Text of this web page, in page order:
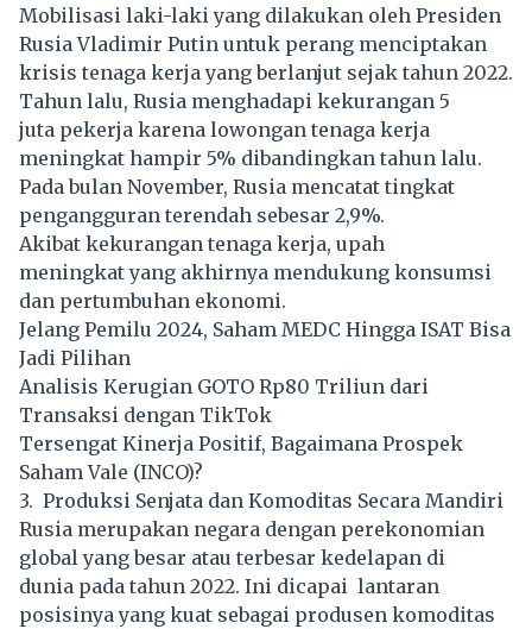
Mobilisasi laki-laki yang dilakukan oleh Presiden
Rusia Vladimir Putin untuk perang menciptakan
krisis tenaga kerja yang berlanjut sejak tahun 2022.
Tahun lalu, Rusia menghadapi kekurangan 5
juta pekerja karena lowongan tenaga kerja
meningkat hampir 5% dibandingkan tahun lalu.
Pada bulan November, Rusia mencatat tingkat
pengangguran terendah sebesar 2,9%.
Akibat kekurangan tenaga kerja, upah
meningkat yang akhirnya mendukung konsumsi
dan pertumbuhan ekonomi.
Jelang Pemilu 2024, Saham MEDC Hingga ISAT Bisa
Jadi Pilihan
Analisis Kerugian GOTO Rp80 Triliun dari
Transaksi dengan TikTok
Tersengat Kinerja Positif, Bagaimana Prospek
Saham Vale (INCO)?
3. Produksi Senjata dan Komoditas Secara Mandiri
Rusia merupakan negara dengan perekonomian
global yang besar atau terbesar kedelapan di
dunia pada tahun 2022. Ini dicapai lantaran
posisinya yang kuat sebagai produsen komoditas